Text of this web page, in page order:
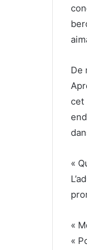
De
cet
«
«
«